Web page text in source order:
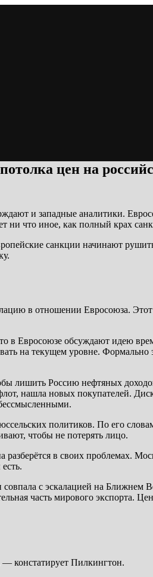
цен на
и западные аналитики.
ни что иное, как полный крах
санкции начинают
в отношении Евросоюза.
в Евросоюзе обсуждают идею
на текущем уровне.
лишить Россию нефтяных
нашла новых покупателей.
политиков. По его
чтобы не потерять лицо.
разберётся в своих проблемах.
совпала с эскалацией на
часть мирового экспорта.
констатирует Пилкингтон.